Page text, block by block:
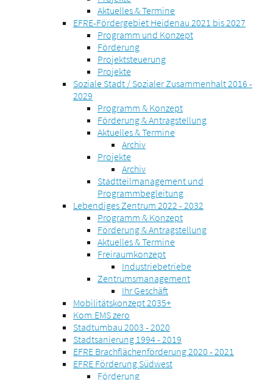
Aktuelles & Termine
EFRE-Fördergebiet Heidenau 2021 bis 2027
Programm und Konzept
Förderung
Projektsteuerung
Projekte
Soziale Stadt / Sozialer Zusammenhalt 2016 -
2029
Programm & Konzept
Förderung & Antragstellung
Aktuelles & Termine
Archiv
Projekte
Archiv
Stadtteilmanagement und
Programmbegleitung
Lebendiges Zentrum 2022 - 2032
Programm & Konzept
Förderung & Antragstellung
Aktuelles & Termine
Freiraumkonzept
Industriebetriebe
Zentrumsmanagement
Ihr Geschäft
Mobilitätskonzept 2035+
Kom.EMS zero
Stadtumbau 2003 - 2020
Stadtsanierung 1994 - 2019
EFRE Brachflächenförderung 2020 - 2021
EFRE Förderung Südwest
Förderung